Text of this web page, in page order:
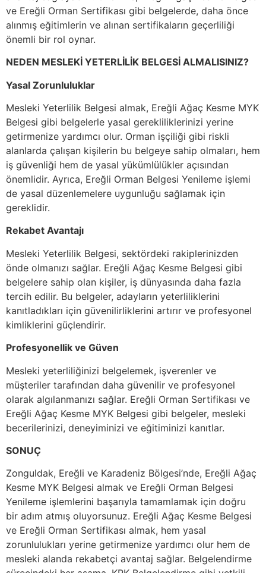
ve Ereğli Orman Sertifikası gibi belgelerde, daha önce
alınmış eğitimlerin ve alınan sertifikaların geçerliliği
önemli bir rol oynar.
NEDEN MESLEKİ YETERLİLİK BELGESİ ALMALISINIZ?
Yasal Zorunluluklar
Mesleki Yeterlilik Belgesi almak, Ereğli Ağaç Kesme MYK
Belgesi gibi belgelerle yasal gerekliliklerinizi yerine
getirmenize yardımcı olur. Orman işçiliği gibi riskli
alanlarda çalışan kişilerin bu belgeye sahip olmaları, hem
iş güvenliği hem de yasal yükümlülükler açısından
önemlidir. Ayrıca, Ereğli Orman Belgesi Yenileme işlemi
de yasal düzenlemelere uygunluğu sağlamak için
gereklidir.
Rekabet Avantajı
Mesleki Yeterlilik Belgesi, sektördeki rakiplerinizden
önde olmanızı sağlar. Ereğli Ağaç Kesme Belgesi gibi
belgelere sahip olan kişiler, iş dünyasında daha fazla
tercih edilir. Bu belgeler, adayların yeterliliklerini
kanıtladıkları için güvenilirliklerini artırır ve profesyonel
kimliklerini güçlendirir.
Profesyonellik ve Güven
Mesleki yeterliliğinizi belgelemek, işverenler ve
müşteriler tarafından daha güvenilir ve profesyonel
olarak algılanmanızı sağlar. Ereğli Orman Sertifikası ve
Ereğli Ağaç Kesme MYK Belgesi gibi belgeler, mesleki
becerilerinizi, deneyiminizi ve eğitiminizi kanıtlar.
SONUÇ
Zonguldak, Ereğli ve Karadeniz Bölgesi’nde, Ereğli Ağaç
Kesme MYK Belgesi almak ve Ereğli Orman Belgesi
Yenileme işlemlerini başarıyla tamamlamak için doğru
bir adım atmış oluyorsunuz. Ereğli Ağaç Kesme Belgesi
ve Ereğli Orman Sertifikası almak, hem yasal
zorunlulukları yerine getirmenize yardımcı olur hem de
mesleki alanda rekabetçi avantaj sağlar. Belgelendirme